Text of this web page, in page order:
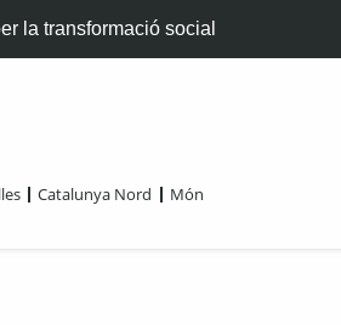
la transformació social
Catalunya Nord Món